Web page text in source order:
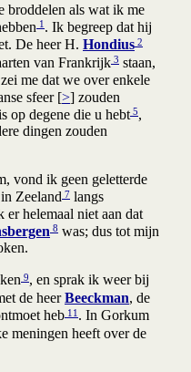
broddelen als wat ik me
1 . Ik begreep dat hij
De heer H. Hondius 2
van Frankrijk 3 staan,
zei me dat we over enkele
sfeer [>] zouden
op degene die u hebt 5,
dingen zouden
vond ik geen geletterde
Zeeland 7 langs
helemaal niet aan dat
8 was; dus tot mijn
9, en sprak ik weer bij
de heerBeeckman, de
heb 11 . In Gorkum
meningen heeft over de